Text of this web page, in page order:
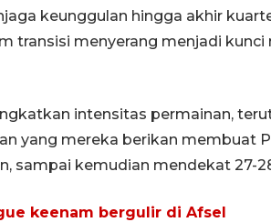
keunggulan hingga akhir
transisi menyerang menjadi
intensitas permainan,
yang mereka berikan membuat
sampai kemudian mendekat 27-
keenam bergulir di Afsel